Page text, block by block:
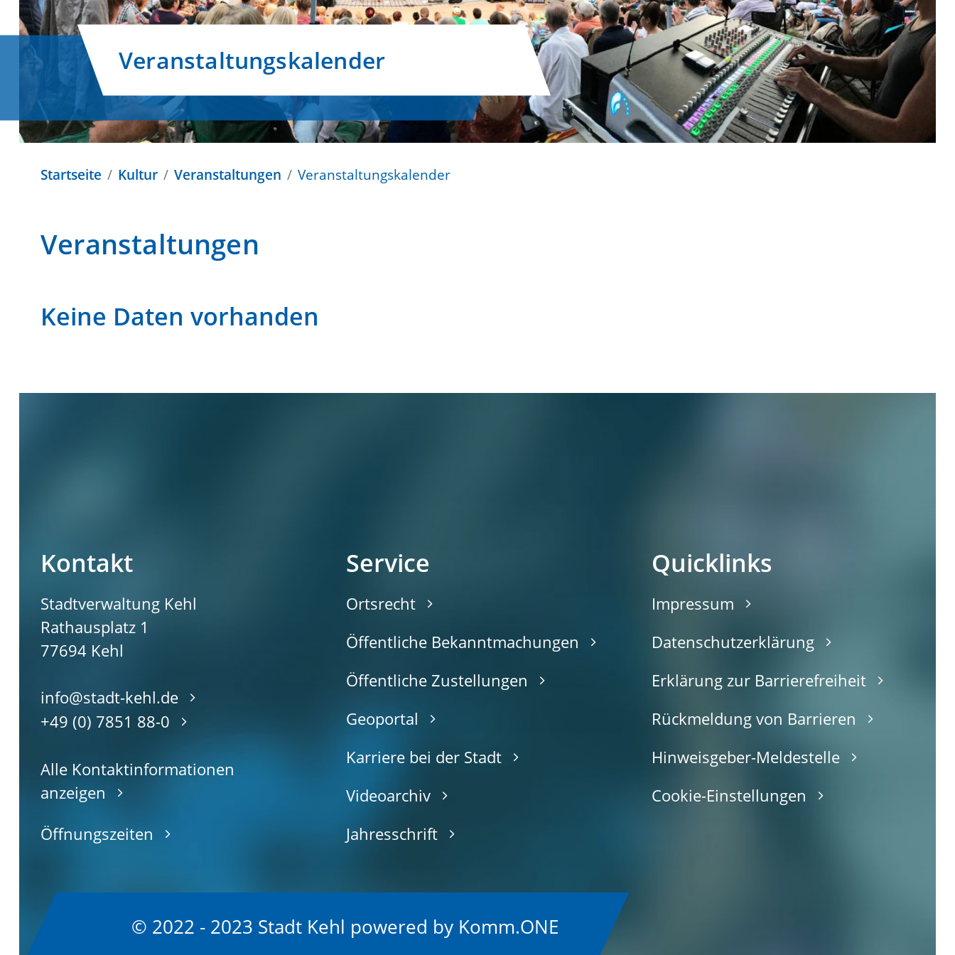
Veranstaltungskalender
Startseite Kultur Veranstaltungen Veranstaltungskalender
Veranstaltungen
Keine Daten vorhanden
Kontakt
Stadtverwaltung Kehl
Rathausplatz 1
77694 Kehl
info@stadt-kehl.de
+49 (0) 7851 88-0
Alle Kontaktinformationen
anzeigen
Öffnungszeiten
Service
Ortsrecht
Öffentliche Bekanntmachungen
Öffentliche Zustellungen
Geoportal
Karriere bei der Stadt
Videoarchiv
Jahresschrift
Quicklinks
Impressum
Datenschutzerklärung
Erklärung zur Barrierefreiheit
Rückmeldung von Barrieren
Hinweisgeber-Meldestelle
Cookie-Einstellungen
© 2022 - 2023 Stadt Kehl powered by Komm.ONE